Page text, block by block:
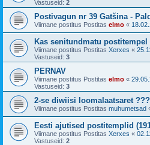
Vastuseid: 2
Postivagun nr 39 Gatšina -
Viimane postitus Postitas elmo «
Kas senitundmatu postitempel
Viimane postitus Postitas Xerxes «
Vastuseid: 3
PERNAV
Viimane postitus Postitas elmo «
Vastuseid: 3
2-se diwiisi loomalaatsaret ???
Viimane postitus Postitas muhumetsad
Eesti ajutised postitemplid
Viimane postitus Postitas Xerxes «
Vastuseid: 2